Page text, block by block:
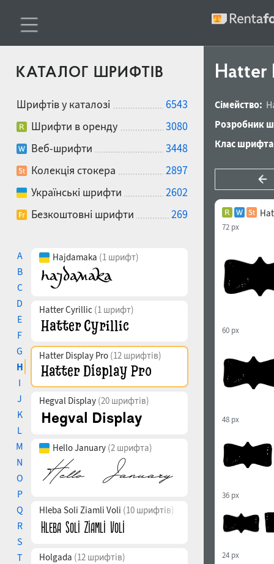
КАТАЛОГ ШРИФТІВ
Шрифтів у каталозі
6543
Шрифти в оренду
3080
Веб-шрифти
3448
Колекція стокера
2897
Українські шрифти
2602
Безкоштовні шрифти
269
A
B
C
D
E
F
G
H
I
J
K
L
M
N
O
P
Q
R
S
T
Hajdamaka (1 шрифт)
Hatter Cyrillic (1 шрифт)
Hatter Display Pro (12 шрифтів)
Hegval Display (20 шрифтів)
Hello January (2 шрифта)
Hleba Soli Ziamli Voli (10 шрифтів)
Holgada (12 шрифтів)
Hatter
Сімейство:
Розробник
Клас
72 px
60 px
48 px
36 px
24 px